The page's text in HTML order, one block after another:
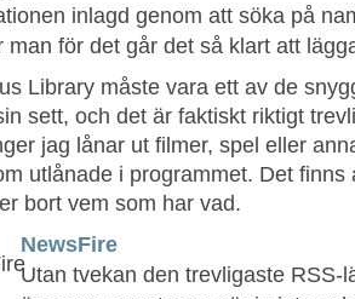
inlagd genom att söka på
man för det går det så klart att
Library måste vara ett av de
sett, och det är faktiskt riktigt
jag lånar ut filmer, spel eller
utlånade i programmet. Det
bort vem som har vad.
NewsFire
Utan tvekan den trevligaste RSS-